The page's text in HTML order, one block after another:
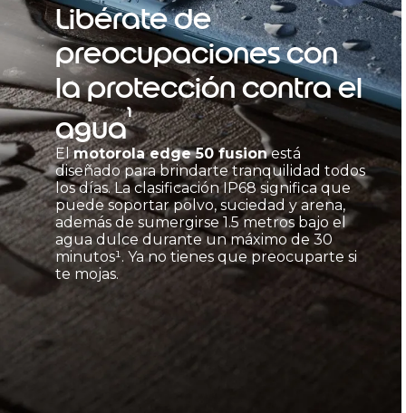
Libérate de
preocupaciones con
la protección contra el
agua¹
Elmotorola edge 50 fusionestá
diseñado para brindarte tranquilidad todos
los días. La clasificación IP68 significa que
puede soportar polvo, suciedad y arena,
además de sumergirse 1.5 metros bajo el
agua dulce durante un máximo de 30
minutos¹. Ya no tienes que preocuparte si
te mojas.